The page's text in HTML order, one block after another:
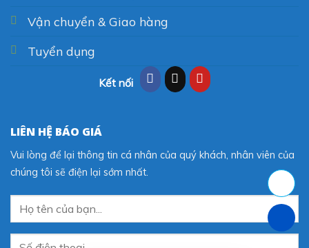
Vận chuyển & Giao hàng
Tuyển dụng
Kết nối
LIÊN HỆ BÁO GIÁ
Vui lòng để lại thông tin cá nhân của quý khách, nhân viên của
chúng tôi sẽ điện lại sớm nhất.